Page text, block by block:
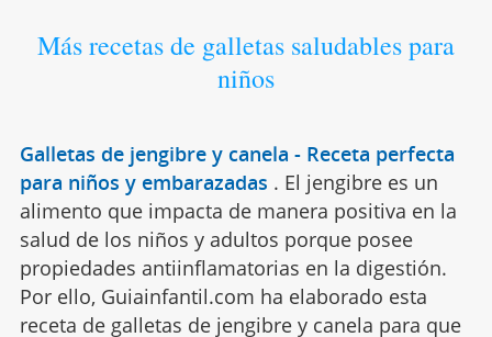
Más recetas de galletas saludables para
niños
Galletas de jengibre y canela - Receta perfecta
para niños y embarazadas . El jengibre es un
alimento que impacta de manera positiva en la
salud de los niños y adultos porque posee
propiedades antiinflamatorias en la digestión.
Por ello, Guiainfantil.com ha elaborado esta
receta de galletas de jengibre y canela para que